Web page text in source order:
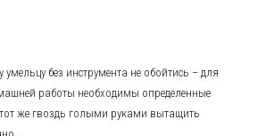
без инструмента не обойтись – для
работы необходимы определенные
же гвоздь голыми руками вытащить